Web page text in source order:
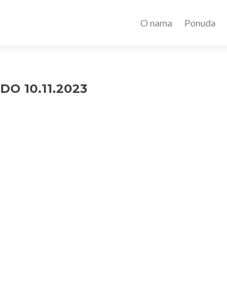
O nama Ponuda
10.11.2023